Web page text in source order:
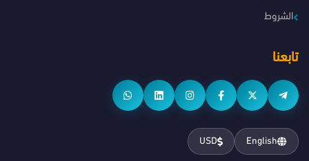
الشروط
تابعنا
English
USD